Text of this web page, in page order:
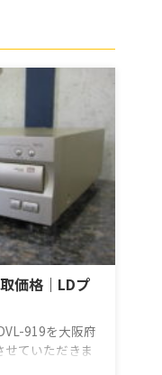
価格｜LDプ
919を大阪府
ていただきま